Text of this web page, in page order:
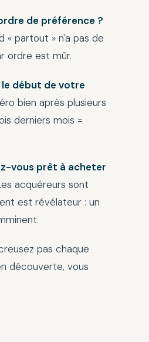
de préférence ?
« partout » n'a pas de
ordre est mûr.
le début de votre
bien après plusieurs
derniers mois =
vous prêt à acheter
acquéreurs sont
est révélateur : un
pas chaque
découverte, vous